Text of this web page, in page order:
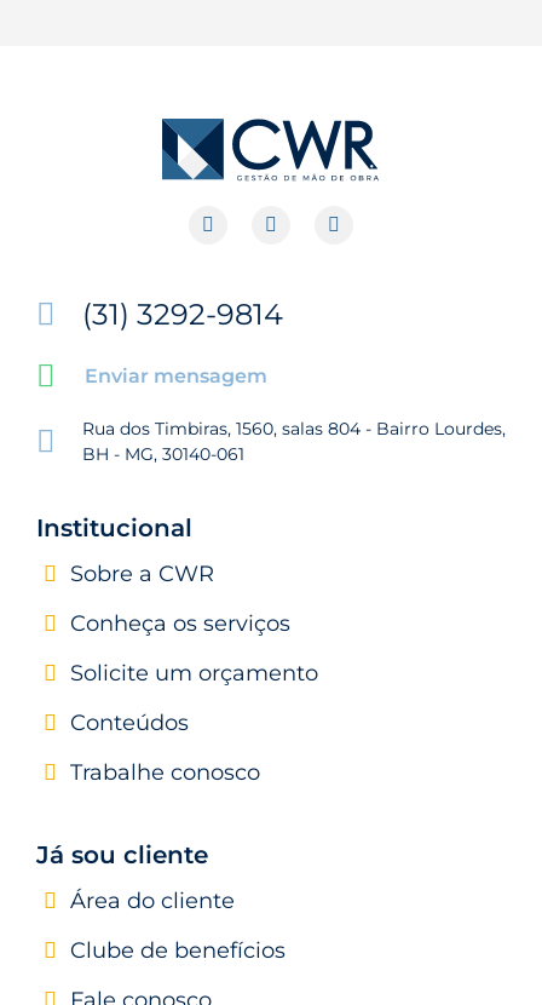
(31) 3292-9814
Enviar mensagem
Rua dos Timbiras, 1560, salas 804 - Bairro Lourdes,
BH - MG, 30140-061
Institucional
Sobre a CWR
Conheça os serviços
Solicite um orçamento
Conteúdos
Trabalhe conosco
Já sou cliente
Área do cliente
Clube de benefícios